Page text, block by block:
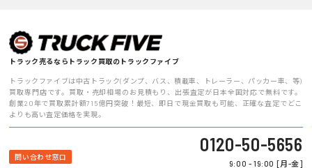
トラック売るならトラック買取のトラックファイブ
トラックファイブは中古トラック(ダンプ、バス、積載車、トレーラー、パッカー車、等)
買取専門店です。買取・売却相場のお見積もり、出張査定が日本全国対応で無料です。
創業20年で買取累計額715億円突破！最短、即日で現金買取も可能、正確な査定でどこ
よりも高い査定価格を実現。
問い合わせ窓口
0120-50-5656
9:00 - 19:00 [月-金]